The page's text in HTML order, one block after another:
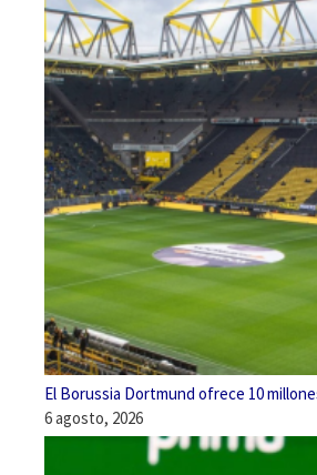
El Borussia Dortmund ofrece 10
6 agosto, 2026